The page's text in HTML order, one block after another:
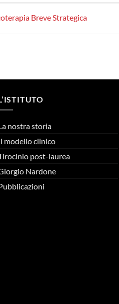
Breve Strategica
nostra storia
modello clinico
post-laurea
Nardone